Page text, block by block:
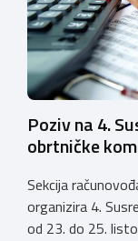
Poziv na 4.
obrtničke
Sekcija
organizira 4.
od 23. do 25.